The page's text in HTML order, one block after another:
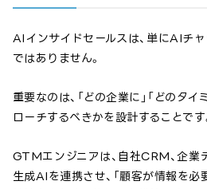
AIインサイドセールスは、単にAIチ
ではありません。
重要なのは、「どの企業に」「どのタイ
ローチするべきかを設計することです
GTMエンジニアは、自社CRM、企業
生成AIを連携させ、「顧客が情報を必